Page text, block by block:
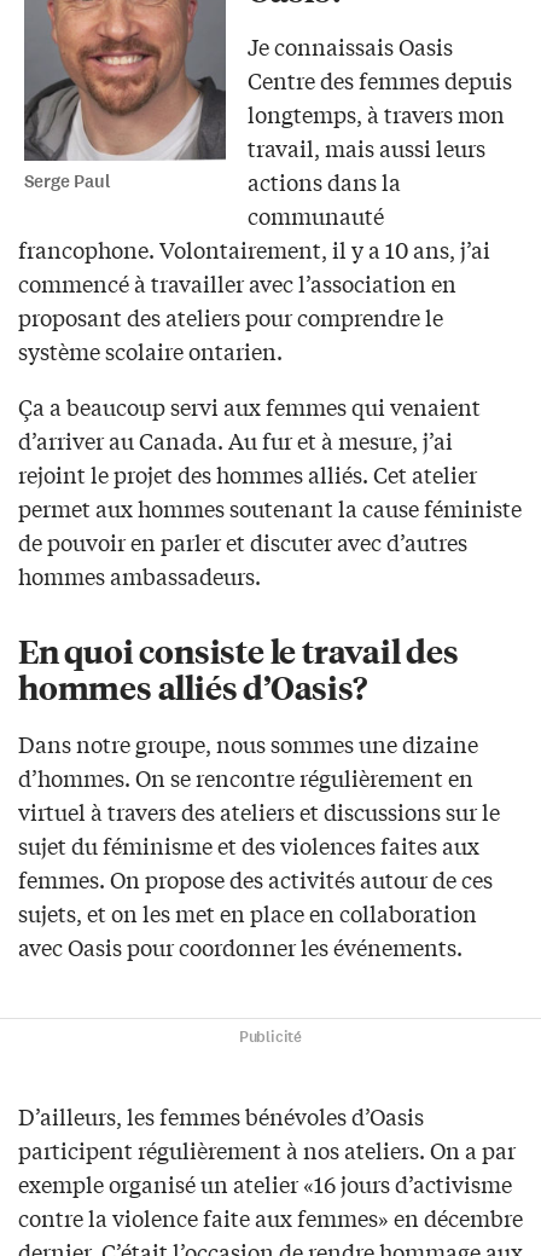
Serge Paul
Je connaissais Oasis
Centre des femmes depuis
longtemps, à travers mon
travail, mais aussi leurs
actions dans la
communauté
francophone. Volontairement, il y a 10 ans, j’ai
commencé à travailler avec l’association en
proposant des ateliers pour comprendre le
système scolaire ontarien.
Ça a beaucoup servi aux femmes qui venaient
d’arriver au Canada. Au fur et à mesure, j’ai
rejoint le projet des hommes alliés. Cet atelier
permet aux hommes soutenant la cause féministe
de pouvoir en parler et discuter avec d’autres
hommes ambassadeurs.
En quoi consiste le travail des
hommes alliés d’Oasis?
Dans notre groupe, nous sommes une dizaine
d’hommes. On se rencontre régulièrement en
virtuel à travers des ateliers et discussions sur le
sujet du féminisme et des violences faites aux
femmes. On propose des activités autour de ces
sujets, et on les met en place en collaboration
avec Oasis pour coordonner les événements.
Publicité
D’ailleurs, les femmes bénévoles d’Oasis
participent régulièrement à nos ateliers. On a par
exemple organisé un atelier «16 jours d’activisme
contre la violence faite aux femmes» en décembre